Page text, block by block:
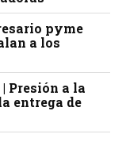
pyme
a los
Presión a la
entrega de